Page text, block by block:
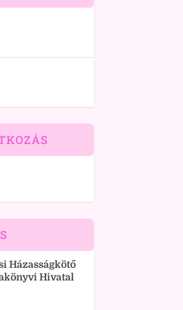
Házasságkötő
Hivatal